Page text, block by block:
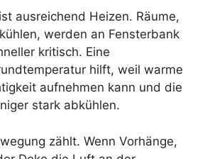
ausreichend Heizen. Räume,
werden an Fensterbank
kritisch. Eine
hilft, weil warme
aufnehmen kann und die
stark abkühlen.
zählt. Wenn Vorhänge,